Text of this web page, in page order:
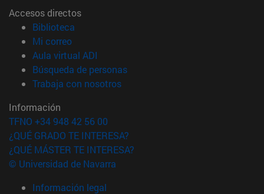
Accesos directos
Biblioteca
Mi correo(abre en nueva ventana)
Aula virtual ADI
Búsqueda de personas(abre en nueva ventana)
Trabaja con nosotros(abre en nueva ventana)
Información
TFNO +34 948 42 56 00
¿QUÉ GRADO TE INTERESA?
¿QUÉ MÁSTER TE INTERESA?
© Universidad de Navarra
Información legal